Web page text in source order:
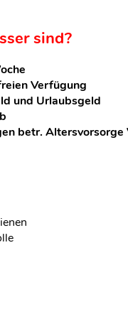
sind?
Verfügung
und Urlaubsgeld
betr. Altersvorsorge